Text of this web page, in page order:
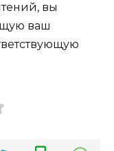
вы
ваш